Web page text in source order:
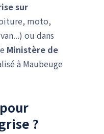
sur
moto,
ou dans
Ministère de
à Maubeuge
?